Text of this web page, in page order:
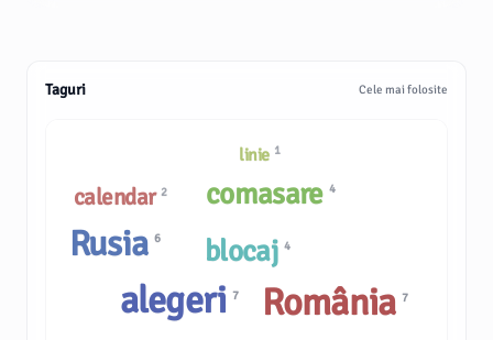
Taguri Cele mai folosite
calendar 2 comasare 4
alegeri7
linie 1
blocaj4
România7
Rusia6